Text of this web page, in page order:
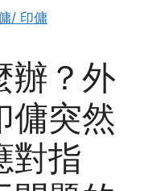
/ 印傭
辦？外
傭突然
對指